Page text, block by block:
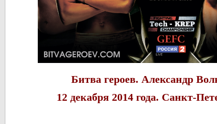
Битва героев. Александр
12 декабря 2014 года. Санкт-